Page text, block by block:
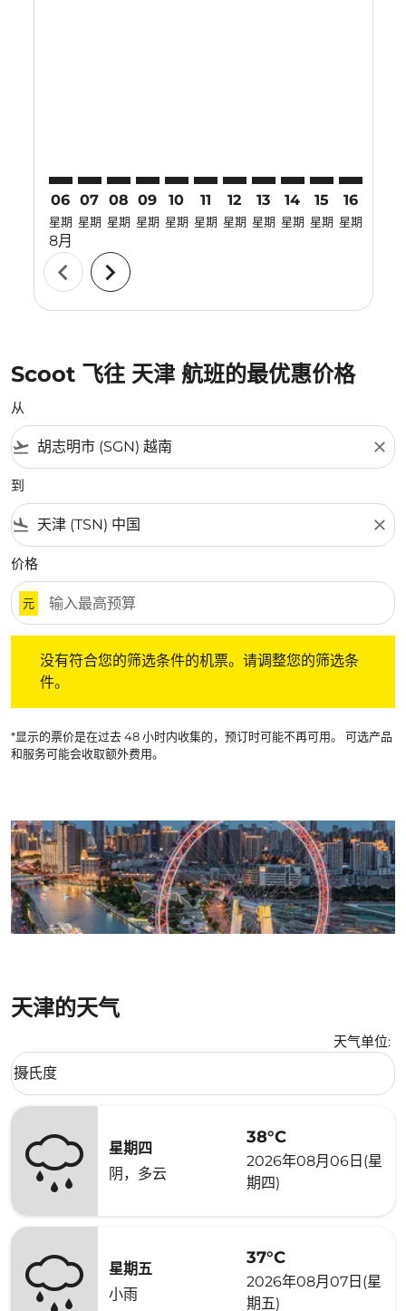
06
星期
8月
07
星期
08
星期
09
星期
10
星期
11
星期
12
星期
13
星期
14
星期
15
星期
16
星期
chevron_left chevron_right
Scoot 飞往 天津 航班的最优惠价格
从
flight_takeoff close
到
flight_land close
价格
元
没有符合您的筛选条件的机票。请调整您的筛选条
件。
*显示的票价是在过去 48 小时内收集的，预订时可能不再可用。 可选产品
和服务可能会收取额外费用。
天津的天气
天气单位:
Weather unit option 摄氏度 Selected
摄氏度
keyboard_arrow_down
星期四
阴，多云
38°C
2026年08月06日(星
期四)
星期五
小雨
37°C
2026年08月07日(星
期五)